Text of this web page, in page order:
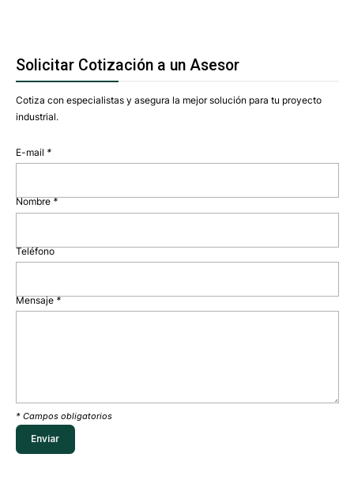
Solicitar Cotización a un Asesor
Cotiza con especialistas y asegura la mejor solución para tu proyecto
industrial.
E-mail *
Nombre *
Teléfono
Mensaje*
* Campos obligatorios